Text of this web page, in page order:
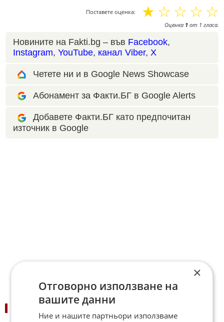
Поставете оценка: ☆
☆
☆
☆
☆
Оценка 1 от 1 гласа.
Новините на Fakti.bg – във Facebook,
Instagram, YouTube, канал Viber, X
Четете ни и в Google News Showcase
Абонамент за Факти.БГ в Google Alerts
Добавете Факти.БГ като предпочитан
източник в Google
ПОДОБНИ НОВИНИ
×
Отговорно използване на
вашите данни
Ние и нашите партньори използваме